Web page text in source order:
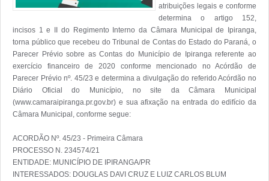
atribuições legais e conforme
determina o artigo 152,
incisos 1 e II do Regimento Interno da Câmara Municipal de Ipiranga,
torna público que recebeu do Tribunal de Contas do Estado do Paraná, o
Parecer Prévio sobre as Contas do Município de Ipiranga referente ao
exercício financeiro de 2020 conforme mencionado no Acórdão de
Parecer Prévio nº. 45/23 e determina a divulgação do referido Acórdão no
Diário Oficial do Município, no site da Câmara Municipal
(www.camaraipiranga.pr.gov.br) e sua afixação na entrada do edifício da
Câmara Municipal, conforme segue:
ACORDÃO Nº. 45/23 - Primeira Câmara
PROCESSO N. 234574/21
ENTIDADE: MUNICÍPIO DE IPIRANGA/PR
INTERESSADOS: DOUGLAS DAVI CRUZ E LUIZ CARLOS BLUM